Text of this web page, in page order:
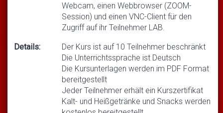
Webcam, einen Webbrowser (ZOOM-
Session) und einen VNC-Client für den
Zugriff auf ihr Teilnehmer LAB.
Details:
Der Kurs ist auf 10 Teilnehmer beschränkt
Die Unterrichtssprache ist Deutsch
Die Kursunterlagen werden im PDF Format
bereitgestellt
Jeder Teilnehmer erhält ein Kurszertifikat
Kalt- und Heißgetränke und Snacks werden